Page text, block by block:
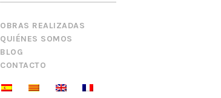
OBRAS REALIZADAS
QUIÉNES SOMOS
BLOG
CONTACTO